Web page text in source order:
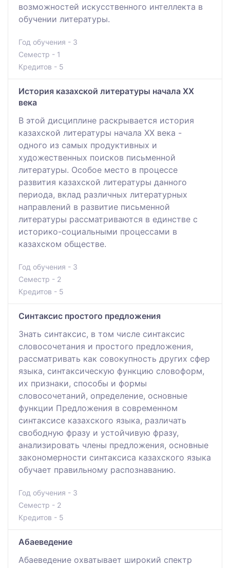
возможностей искусственного интеллекта в
обучении литературы.
Год обучения - 3
Семестр - 1
Кредитов - 5
История казахской литературы начала ХХ
века
В этой дисциплине раскрывается история
казахской литературы начала ХХ века -
одного из самых продуктивных и
художественных поисков письменной
литературы. Особое место в процессе
развития казахской литературы данного
периода, вклад различных литературных
направлений в развитие письменной
литературы рассматриваются в единстве с
историко-социальными процессами в
казахском обществе.
Год обучения - 3
Семестр - 2
Кредитов - 5
Синтаксис простого предложения
Знать синтаксис, в том числе синтаксис
словосочетания и простого предложения,
рассматривать как совокупность других сфер
языка, синтаксическую функцию словоформ,
их признаки, способы и формы
словосочетаний, определение, основные
функции Предложения в современном
синтаксисе казахского языка, различать
свободную фразу и устойчивую фразу,
анализировать члены предложения, основные
закономерности синтаксиса казахского языка
обучает правильному распознаванию.
Год обучения - 3
Семестр - 2
Кредитов - 5
Абаеведение
Абаеведение охватывает широкий спектр